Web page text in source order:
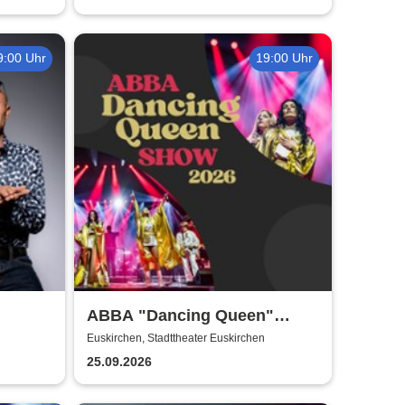
Uhr 19:00 Uhr
ABBA "Dancing Queen"
Show 2026
Euskirchen, Stadttheater Euskirchen
25.09.2026